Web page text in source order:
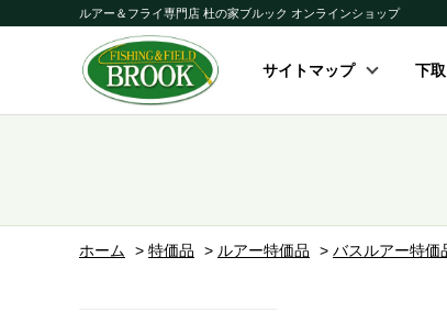
ルアー＆フライ専門店 杜の家ブルック オンラインショップ
サイトマップ 下
ホーム > 特価品 > ルアー特価品 > バスルアー特価